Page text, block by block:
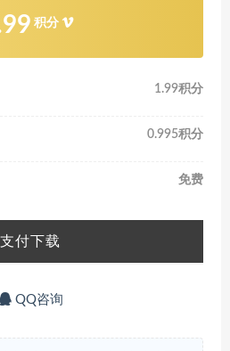
积分
1.99积分
0.995积分
免费
支付下载
QQ咨询